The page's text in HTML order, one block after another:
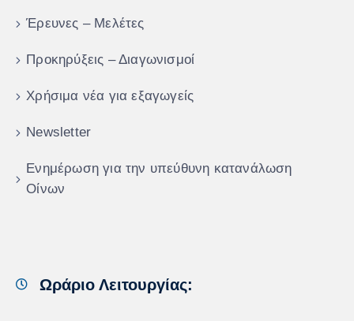
Έρευνες – Μελέτες
Προκηρύξεις – Διαγωνισμοί
Χρήσιμα νέα για εξαγωγείς
Newsletter
Ενημέρωση για την υπεύθυνη κατανάλωση
Οίνων
Ωράριο Λειτουργίας: